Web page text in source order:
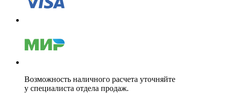
Возможность наличного расчета уточняйте
у специалиста отдела продаж.